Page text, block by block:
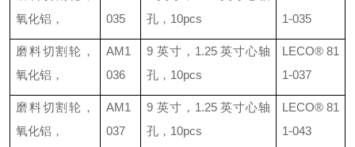
氧化铝，
035
孔， 10pcs
1-035
磨料切割轮，
氧化铝，
AM1
036
9 英寸， 1.25英寸心轴
孔， 10pcs
LECO® 81
1-037
磨料切割轮，
氧化铝，
AM1
037
9 英寸， 1.25英寸心轴
孔， 10pcs
LECO® 81
1-043